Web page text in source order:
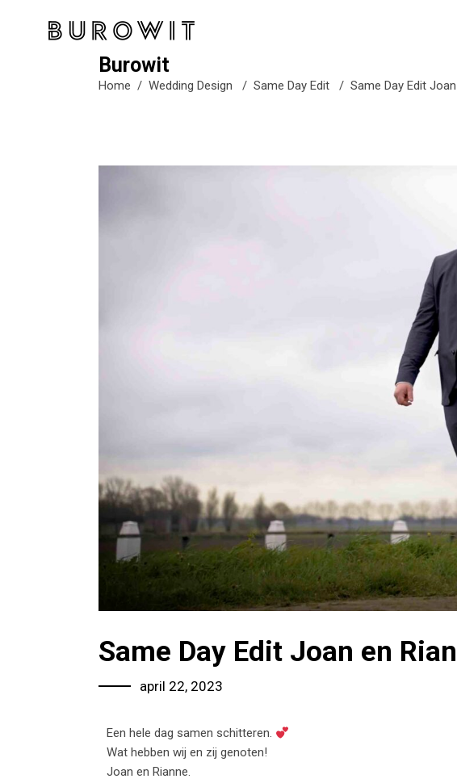
Burowit
Home / Wedding Design / Same Day Edit / Same Day Edit
Same Day Edit Joan en
april 22, 2023
Een hele dag samen schitteren.
Wat hebben wij en zij genoten!
Joan en Rianne.